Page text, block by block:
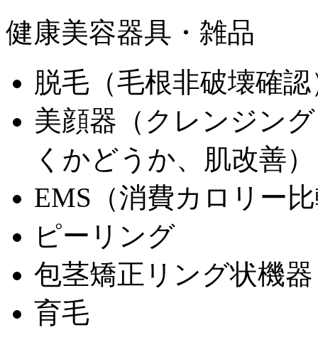
健康美容器具・雑品
脱毛（毛根非破壊確認
美顔器（クレンジン
くかどうか、肌改善）
EMS（消費カロリー
ピーリング
包茎矯正リング状機
育毛